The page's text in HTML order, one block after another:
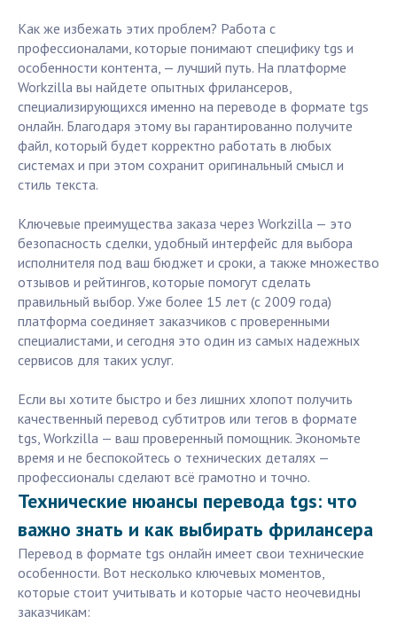
Как же избежать этих проблем? Работа с
профессионалами, которые понимают специфику tgs и
особенности контента, — лучший путь. На платформе
Workzilla вы найдете опытных фрилансеров,
специализирующихся именно на переводе в формате tgs
онлайн. Благодаря этому вы гарантированно получите
файл, который будет корректно работать в любых
системах и при этом сохранит оригинальный смысл и
стиль текста.
Ключевые преимущества заказа через Workzilla — это
безопасность сделки, удобный интерфейс для выбора
исполнителя под ваш бюджет и сроки, а также множество
отзывов и рейтингов, которые помогут сделать
правильный выбор. Уже более 15 лет (с 2009 года)
платформа соединяет заказчиков с проверенными
специалистами, и сегодня это один из самых надежных
сервисов для таких услуг.
Если вы хотите быстро и без лишних хлопот получить
качественный перевод субтитров или тегов в формате
tgs, Workzilla — ваш проверенный помощник. Экономьте
время и не беспокойтесь о технических деталях —
профессионалы сделают всё грамотно и точно.
Технические нюансы перевода tgs: что
важно знать и как выбирать фрилансера
Перевод в формате tgs онлайн имеет свои технические
особенности. Вот несколько ключевых моментов,
которые стоит учитывать и которые часто неочевидны
заказчикам: